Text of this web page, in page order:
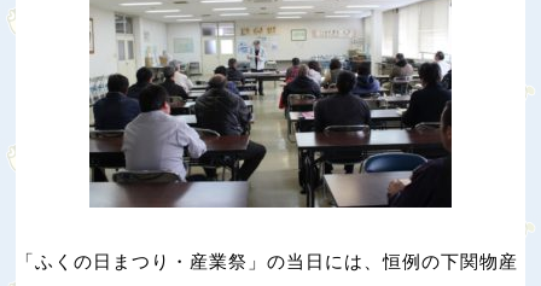
「ふくの日まつり・産業祭」の当日には、恒例の下関物産